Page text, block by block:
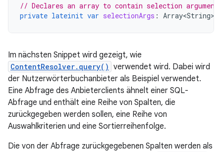
// Declares an array to contain selection arguments
private lateinit var selectionArgs : Array<String>
Im nächsten Snippet wird gezeigt, wie
ContentResolver.query() verwendet wird. Dabei wird
der Nutzerwörterbuchanbieter als Beispiel verwendet.
Eine Abfrage des Anbieterclients ähnelt einer SQL-
Abfrage und enthält eine Reihe von Spalten, die
zurückgegeben werden sollen, eine Reihe von
Auswahlkriterien und eine Sortierreihenfolge.
Die von der Abfrage zurückgegebenen Spalten werden als